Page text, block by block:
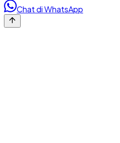
Chat di WhatsApp